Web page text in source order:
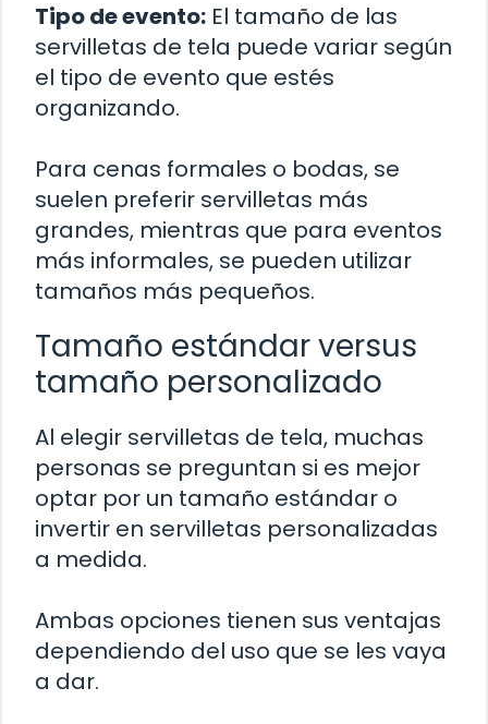
Tipo de evento: El tamaño de las
servilletas de tela puede variar según
el tipo de evento que estés
organizando.
Para cenas formales o bodas, se
suelen preferir servilletas más
grandes, mientras que para eventos
más informales, se pueden utilizar
tamaños más pequeños.
Tamaño estándar versus
tamaño personalizado
Al elegir servilletas de tela, muchas
personas se preguntan si es mejor
optar por un tamaño estándar o
invertir en servilletas personalizadas
a medida.
Ambas opciones tienen sus ventajas
dependiendo del uso que se les vaya
a dar.